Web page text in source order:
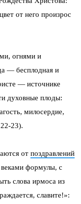
от него произрос
огнями и
— бесплодная и
— источнике
духовные плоды:
милосердие,
23).
от поздравлений
веками формулы, с
слова ирмоса из
славите!»: